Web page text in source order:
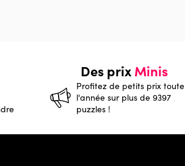
Des prixMinis
Profitez de petits prix toute
l'année sur plus de 9397
puzzles !